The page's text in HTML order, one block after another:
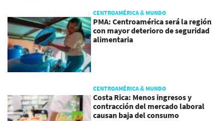
CENTROAMÉRICA & MUNDO
PMA: Centroamérica será la región
con mayor deterioro de seguridad
alimentaria
CENTROAMÉRICA & MUNDO
Costa Rica: Menos ingresos y
contracción del mercado laboral
causan baja del consumo